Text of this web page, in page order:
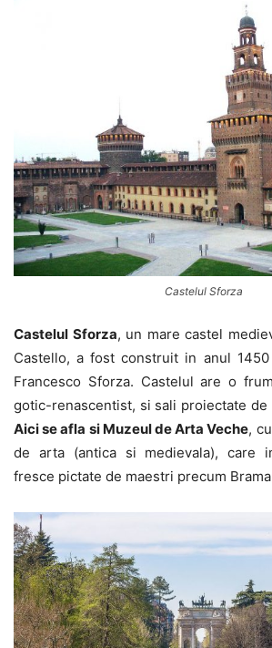
Castelul Sforza
Castelul Sforza, un mare castel
Castello, a fost construit in anul
Francesco Sforza. Castelul are o
gotic-renascentist, si sali proiectate de
Aici se afla si Muzeul de Arta Veche,
de arta (antica si medievala), care
fresce pictate de maestri precum